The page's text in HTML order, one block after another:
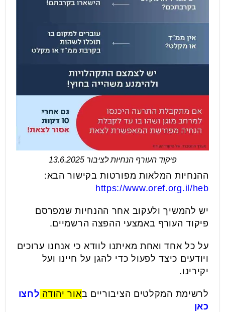
פיקוד העורף הנחיות לציבור 13.6.2025
ההנחיות המלאות מפורטות בקישור הבא:
https://www.oref.org.il/heb
יש להמשיך ולעקוב אחר ההנחיות שמפרסם
פיקוד העורף באמצעי ההפצה הרשמיים.
על כל אחד ואחת מאיתנו לוודא כי אנחנו ערוכים
ויודעים כיצד לפעול כדי להגן על חיינו ועל
יקירינו.
לרשימת המקלטים הציבוריים באור יהודה לחצו
כאן